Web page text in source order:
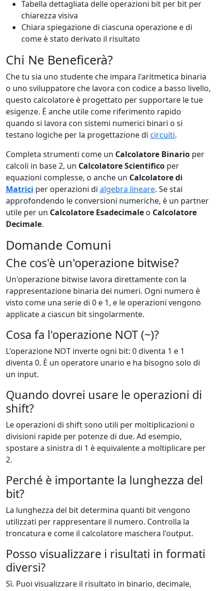
Tabella dettagliata delle operazioni bit per bit per
chiarezza visiva
Chiara spiegazione di ciascuna operazione e di
come è stato derivato il risultato
Chi Ne Beneficerà?
Che tu sia uno studente che impara l'aritmetica binaria
o uno sviluppatore che lavora con codice a basso livello,
questo calcolatore è progettato per supportare le tue
esigenze. È anche utile come riferimento rapido
quando si lavora con sistemi numerici binari o si
testano logiche per la progettazione di circuiti.
Completa strumenti come un Calcolatore Binario per
calcoli in base 2, un Calcolatore Scientifico per
equazioni complesse, o anche un Calcolatore di
Matrici per operazioni di algebra lineare. Se stai
approfondendo le conversioni numeriche, è un partner
utile per un Calcolatore Esadecimale o Calcolatore
Decimale.
Domande Comuni
Che cos'è un'operazione bitwise?
Un'operazione bitwise lavora direttamente con la
rappresentazione binaria dei numeri. Ogni numero è
visto come una serie di 0 e 1, e le operazioni vengono
applicate a ciascun bit singolarmente.
Cosa fa l'operazione NOT (~)?
L'operazione NOT inverte ogni bit: 0 diventa 1 e 1
diventa 0. È un operatore unario e ha bisogno solo di
un input.
Quando dovrei usare le operazioni di
shift?
Le operazioni di shift sono utili per moltiplicazioni o
divisioni rapide per potenze di due. Ad esempio,
spostare a sinistra di 1 è equivalente a moltiplicare per
2.
Perché è importante la lunghezza del
bit?
La lunghezza del bit determina quanti bit vengono
utilizzati per rappresentare il numero. Controlla la
troncatura e come il calcolatore maschera l'output.
Posso visualizzare i risultati in formati
diversi?
Sì. Puoi visualizzare il risultato in binario, decimale,